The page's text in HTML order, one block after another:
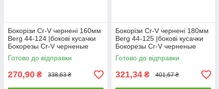
Бокорізи Cr-V чернені 160мм
Berg 44-124 |бокові кусачки
Бокорезы Cr-V черненые
160мм Berg
Готово до відправки
270,90 ₴ 338,63 ₴
Бокорізи Cr-V чернені 180мм
Berg 44-125 |бокові кусачки
Бокорезы Cr-V черненые
180мм Berg
Готово до відправки
321,34 ₴ 401,67 ₴